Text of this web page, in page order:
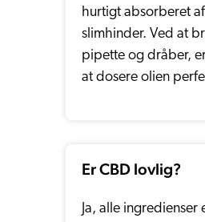
hurtigt absorberet
slimhinder. Ved at
pipette og dråber,
at dosere olien
Er CBD lovlig?
Ja, alle ingredienser